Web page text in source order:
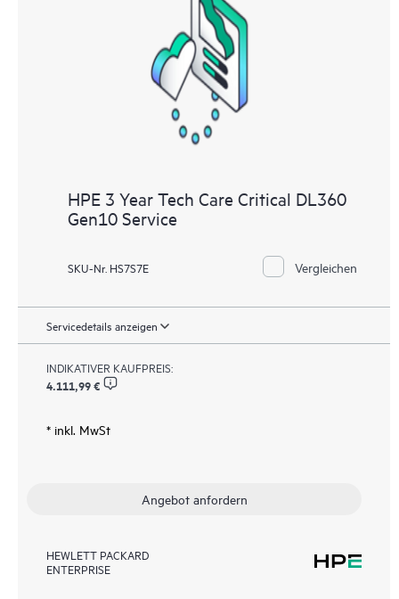
HPE 3 Year Tech Care Critical DL360
Gen10 Service
SKU-Nr. HS7S7E Vergleichen
Servicedetails anzeigen
INDIKATIVER KAUFPREIS:
4.111,99 €
* inkl. MwSt
Angebot anfordern
HEWLETT PACKARD
ENTERPRISE